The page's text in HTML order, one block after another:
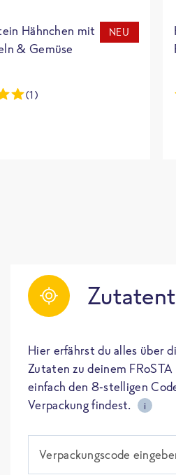
Hähnchen mit
& Gemüse
NEU
(1)
Hier erfährst du alles über
Zutaten zu deinem
einfach den 8-stelligen
Verpackung findest.
i
Verpackungscode